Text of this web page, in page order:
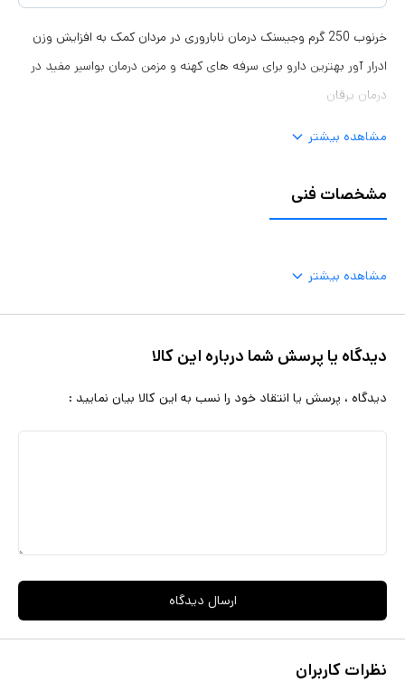
خرنوب 250 گرم وجیسنک درمان ناباروری در مردان کمک به افزایش وزن
ادرار آور بهترین دارو برای سرفه های کهنه و مزمن درمان بواسیر مفید در
درمان یرقان
مشاهده بیشتر
مشخصات فنی
مشاهده بیشتر
دیدگاه یا پرسش شما درباره این کالا
دیدگاه ، پرسش یا انتقاد خود را نسب به این کالا بیان نمایید :
ارسال دیدگاه
نظرات کاربران